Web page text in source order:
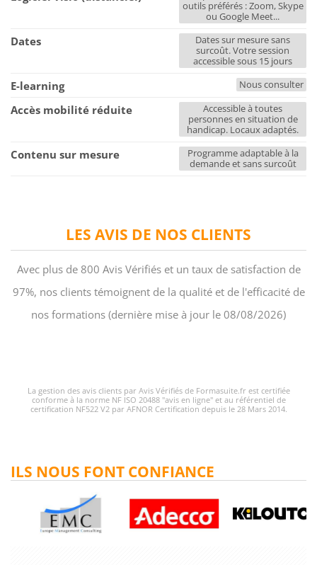
LES AVIS DE NOS CLIENTS
Avec plus de 800 Avis Vérifiés et un taux de satisfaction de
97%, nos clients témoignent de la qualité et de l'efficacité de
nos formations (dernière mise à jour le 08/08/2026)
La gestion des avis clients par Avis Vérifiés de Formasuite.fr est certifiée
conforme à la norme NF ISO 20488 "avis en ligne" et au référentiel de
certification NF522 V2 par AFNOR Certification depuis le 28 Mars 2014.
ILS NOUS FONT CONFIANCE
outils préférés : Zoom, Skype
ou Google Meet...
Dates
Dates sur mesure sans
surcoût. Votre session
accessible sous 15 jours
E-learning Nous consulter
Accès mobilité réduite
Accessible à toutes
personnes en situation de
handicap. Locaux adaptés.
Contenu sur mesure
Programme adaptable à la
demande et sans surcoût